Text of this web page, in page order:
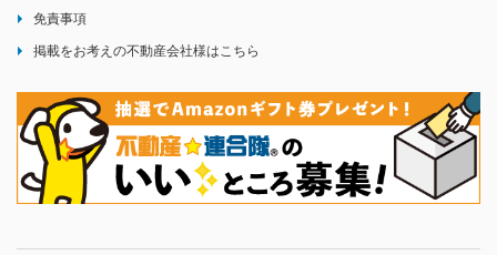
免責事項
掲載をお考えの不動産会社様はこちら